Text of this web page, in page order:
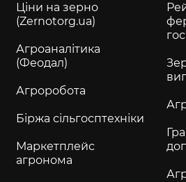
Ціни на зерно
(Zernotorg.ua)
Агроаналітика
(Феодал)
Агроробота
Біржа сільгосптехніки
Маркетплейс
агронома